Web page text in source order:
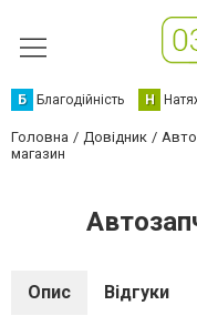
Б Благодійність Н
Головна Довідник Авто
магазин
Опис Відгуки